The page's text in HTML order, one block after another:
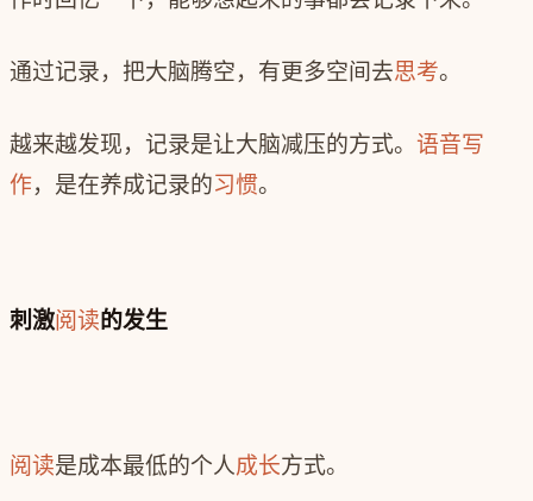
通过记录，把大脑腾空，有更多空间去思考。
越来越发现，记录是让大脑减压的方式。 语音写
作，是在养成记录的习惯。
刺激阅读的发生
阅读是成本最低的个人成长方式。